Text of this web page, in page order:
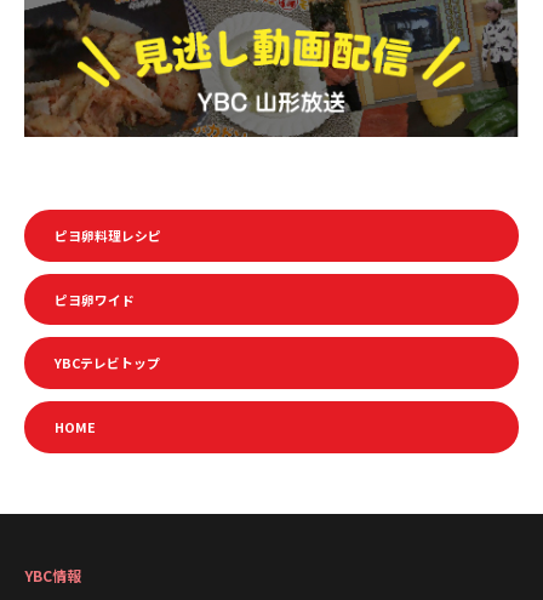
ピヨ卵料理レシピ
ピヨ卵ワイド
YBCテレビトップ
HOME
YBC情報